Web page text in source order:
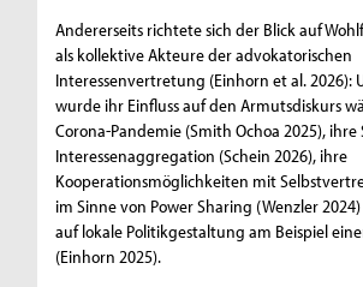
Andererseits richtete sich der Blick auf
als kollektive Akteure der advokatorischen
Interessenvertretung (Einhorn et al. 2026):
wurde ihr Einfluss auf den Armutsdiskurs
Corona-Pandemie (Smith Ochoa 2025),
Interessenaggregation (Schein 2026), ihre
Kooperationsmöglichkeiten mit
im Sinne von Power Sharing (Wenzler
auf lokale Politikgestaltung am Beispiel
(Einhorn 2025).